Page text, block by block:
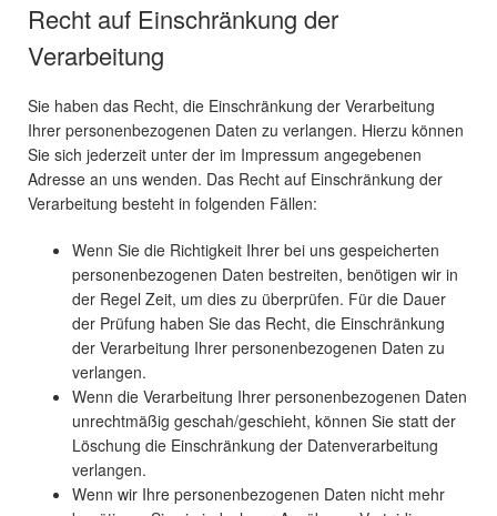
Recht auf Einschränkung der
Verarbeitung
Sie haben das Recht, die Einschränkung der Verarbeitung
Ihrer personenbezogenen Daten zu verlangen. Hierzu können
Sie sich jederzeit unter der im Impressum angegebenen
Adresse an uns wenden. Das Recht auf Einschränkung der
Verarbeitung besteht in folgenden Fällen:
Wenn Sie die Richtigkeit Ihrer bei uns gespeicherten
personenbezogenen Daten bestreiten, benötigen wir in
der Regel Zeit, um dies zu überprüfen. Für die Dauer
der Prüfung haben Sie das Recht, die Einschränkung
der Verarbeitung Ihrer personenbezogenen Daten zu
verlangen.
Wenn die Verarbeitung Ihrer personenbezogenen Daten
unrechtmäßig geschah/geschieht, können Sie statt der
Löschung die Einschränkung der Datenverarbeitung
verlangen.
Wenn wir Ihre personenbezogenen Daten nicht mehr